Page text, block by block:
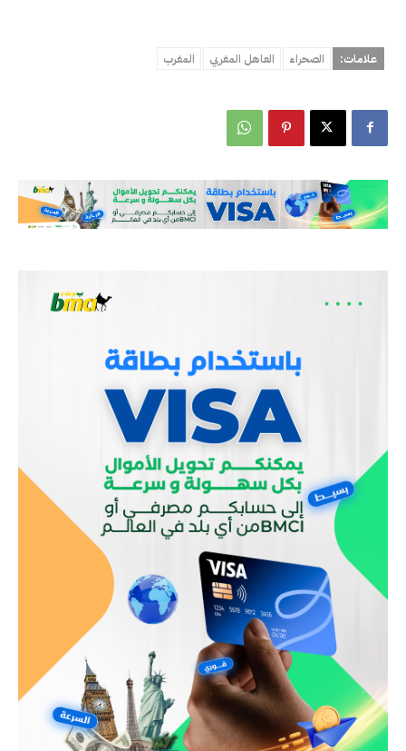
علامات: الصحراء العاهل المغربي المغرب